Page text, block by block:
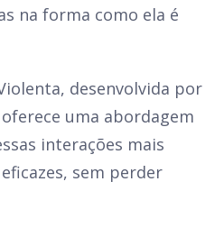
na forma como ela é
desenvolvida por
uma abordagem
interações mais
sem perder